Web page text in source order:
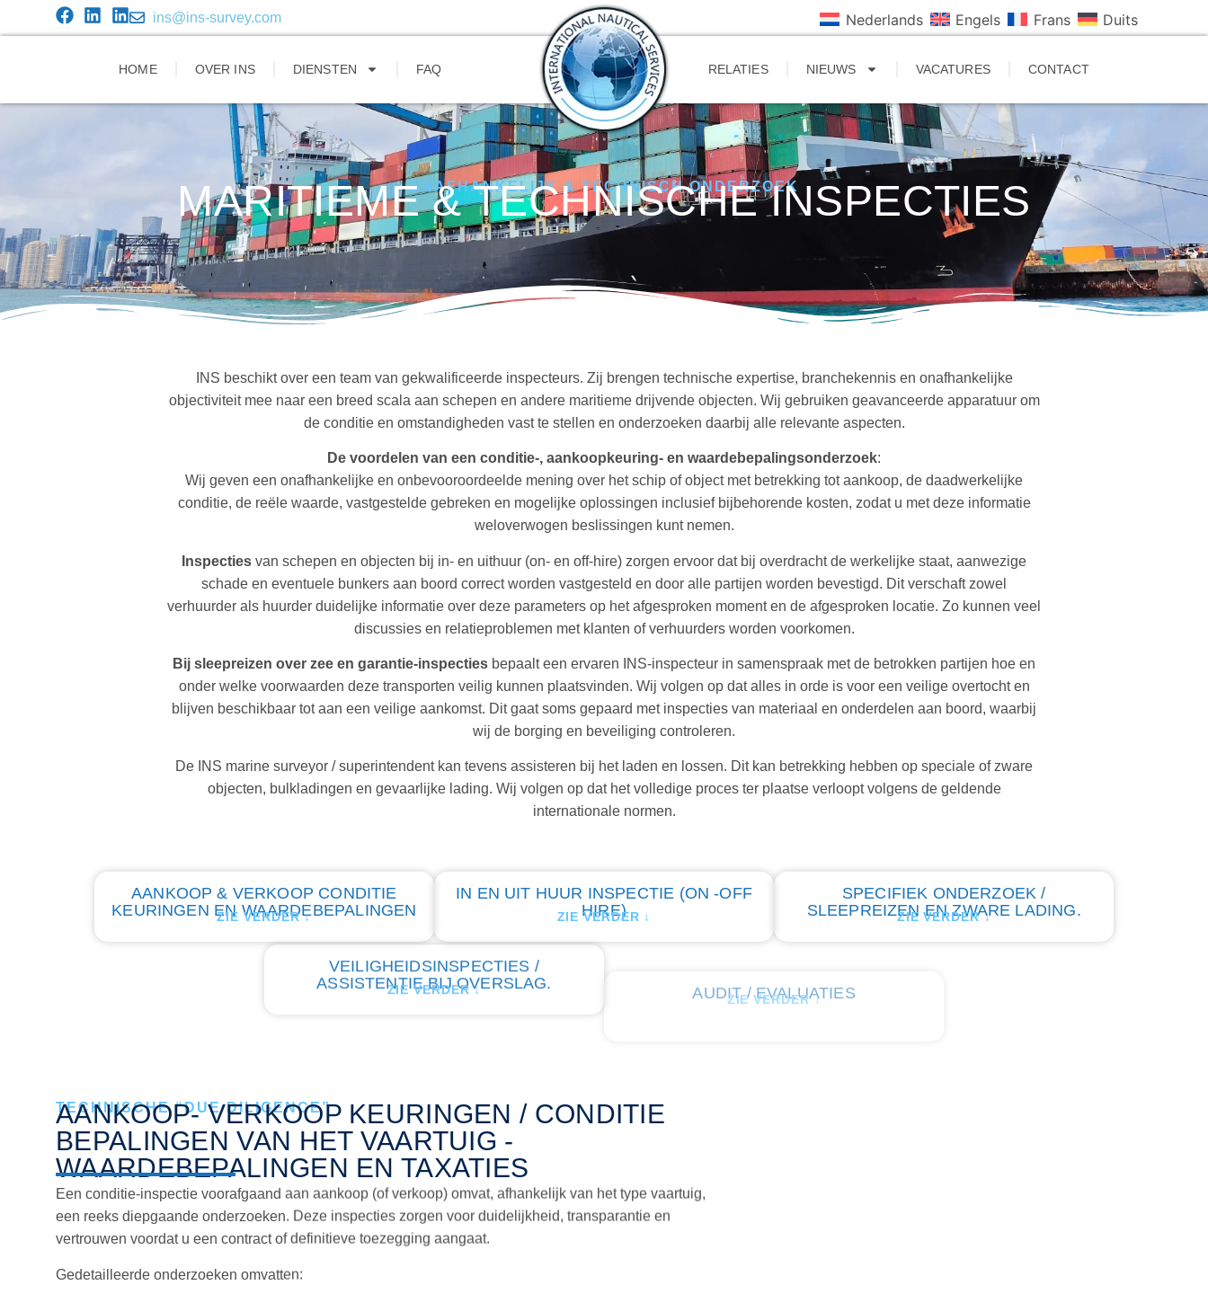
ins@ins-survey.com Nederlands Engels Frans Duits
HOME OVER INS DIENSTEN FAQ RELATIES NIEUWS VACATURES CONTACT
ONAFHANKELIJK & TECHNISCH ONDERZOEK
MARITIEME & TECHNISCHE INSPECTIES
INS beschikt over een team van gekwalificeerde inspecteurs. Zij brengen technische expertise, branchekennis en onafhankelijke
objectiviteit mee naar een breed scala aan schepen en andere maritieme drijvende objecten. Wij gebruiken geavanceerde apparatuur om
de conditie en omstandigheden vast te stellen en onderzoeken daarbij alle relevante aspecten.
De voordelen van een conditie‑, aankoopkeuring‑ en waardebepalingsonderzoek:
Wij geven een onafhankelijke en onbevooroordeelde mening over het schip of object met betrekking tot aankoop, de daadwerkelijke
conditie, de reële waarde, vastgestelde gebreken en mogelijke oplossingen inclusief bijbehorende kosten, zodat u met deze informatie
weloverwogen beslissingen kunt nemen.
Inspecties van schepen en objecten bij in‑ en uithuur (on‑ en off‑hire) zorgen ervoor dat bij overdracht de werkelijke staat, aanwezige
schade en eventuele bunkers aan boord correct worden vastgesteld en door alle partijen worden bevestigd. Dit verschaft zowel
verhuurder als huurder duidelijke informatie over deze parameters op het afgesproken moment en de afgesproken locatie. Zo kunnen veel
discussies en relatieproblemen met klanten of verhuurders worden voorkomen.
Bij sleepreizen over zee en garantie‑inspecties bepaalt een ervaren INS‑inspecteur in samenspraak met de betrokken partijen hoe en
onder welke voorwaarden deze transporten veilig kunnen plaatsvinden. Wij volgen op dat alles in orde is voor een veilige overtocht en
blijven beschikbaar tot aan een veilige aankomst. Dit gaat soms gepaard met inspecties van materiaal en onderdelen aan boord, waarbij
wij de borging en beveiliging controleren.
De INS marine surveyor / superintendent kan tevens assisteren bij het laden en lossen. Dit kan betrekking hebben op speciale of zware
objecten, bulkladingen en gevaarlijke lading. Wij volgen op dat het volledige proces ter plaatse verloopt volgens de geldende
internationale normen.
AANKOOP & VERKOOP CONDITIE
KEURINGEN EN WAARDEBEPALINGEN
ZIE VERDER ↓
IN EN UIT HUUR INSPECTIE (ON -OFF
HIRE)
ZIE VERDER ↓
SPECIFIEK ONDERZOEK /
SLEEPREIZEN EN ZWARE LADING.
ZIE VERDER ↓
VEILIGHEIDSINSPECTIES /
ASSISTENTIE BIJ OVERSLAG.
ZIE VERDER ↓
TECHNISCHE “DUE DILIGENCE”
AANKOOP- VERKOOP KEURINGEN / CONDITIE
BEPALINGEN VAN HET VAARTUIG -
WAARDEBEPALINGEN EN TAXATIES
Een conditie‑inspectie voorafgaand aan aankoop (of verkoop) omvat, afhankelijk van het type vaartuig,
een reeks diepgaande onderzoeken. Deze inspecties zorgen voor duidelijkheid, transparantie en
vertrouwen voordat u een contract of definitieve toezegging aangaat.
Gedetailleerde onderzoeken omvatten: